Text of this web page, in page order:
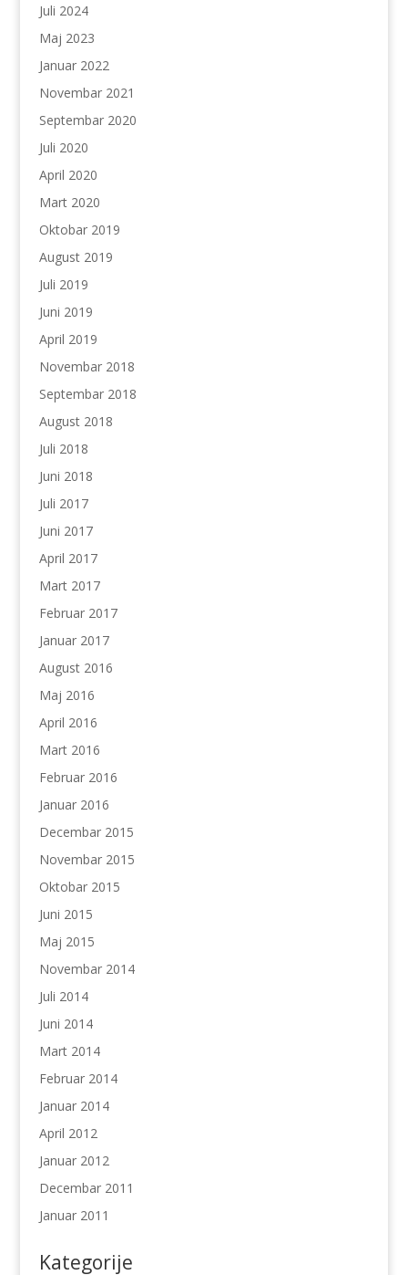
Juli 2024
Maj 2023
Januar 2022
Novembar 2021
Septembar 2020
Juli 2020
April 2020
Mart 2020
Oktobar 2019
August 2019
Juli 2019
Juni 2019
April 2019
Novembar 2018
Septembar 2018
August 2018
Juli 2018
Juni 2018
Juli 2017
Juni 2017
April 2017
Mart 2017
Februar 2017
Januar 2017
August 2016
Maj 2016
April 2016
Mart 2016
Februar 2016
Januar 2016
Decembar 2015
Novembar 2015
Oktobar 2015
Juni 2015
Maj 2015
Novembar 2014
Juli 2014
Juni 2014
Mart 2014
Februar 2014
Januar 2014
April 2012
Januar 2012
Decembar 2011
Januar 2011
Kategorije